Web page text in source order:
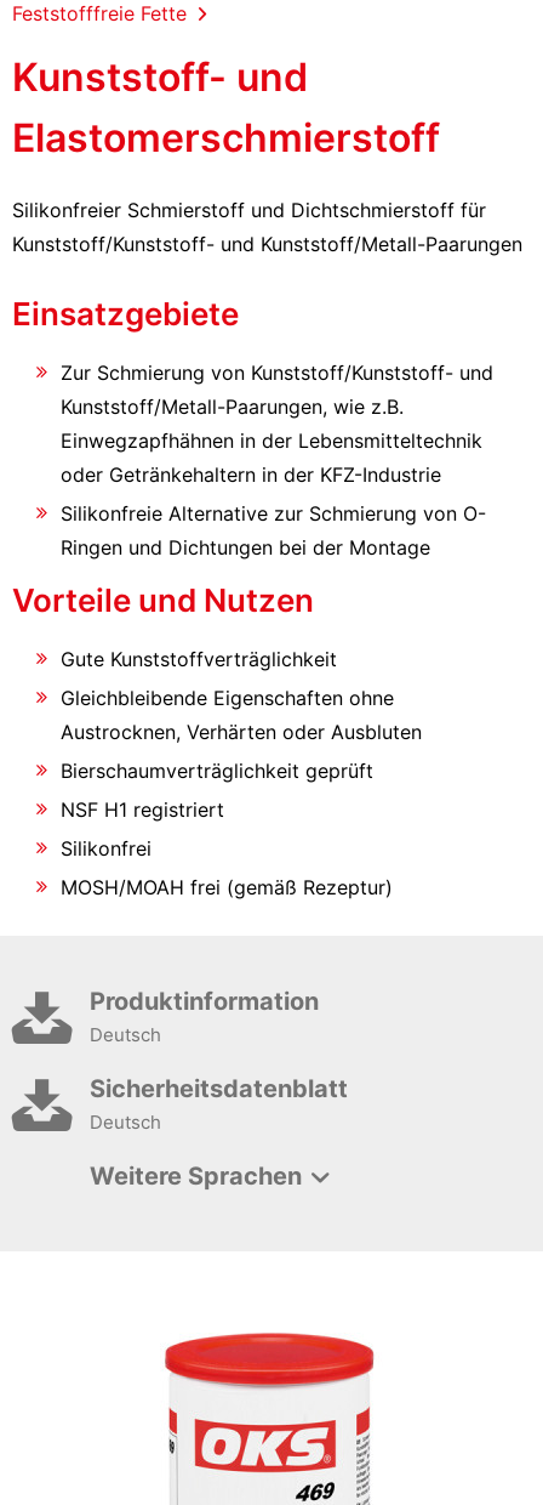
Feststofffreie Fette
Kunststoff- und
Elastomerschmierstoff
Silikonfreier Schmierstoff und Dichtschmierstoff für
Kunststoff/Kunststoff- und Kunststoff/Metall-Paarungen
Einsatzgebiete
Zur Schmierung von Kunststoff/Kunststoff- und
Kunststoff/Metall-Paarungen, wie z.B.
Einwegzapfhähnen in der Lebensmitteltechnik
oder Getränkehaltern in der KFZ-Industrie
Silikonfreie Alternative zur Schmierung von O-
Ringen und Dichtungen bei der Montage
Vorteile und Nutzen
Gute Kunststoffverträglichkeit
Gleichbleibende Eigenschaften ohne
Austrocknen, Verhärten oder Ausbluten
Bierschaumverträglichkeit geprüft
NSF H1 registriert
Silikonfrei
MOSH/MOAH frei (gemäß Rezeptur)
Produktinformation
Deutsch
Sicherheitsdatenblatt
Deutsch
Weitere Sprachen